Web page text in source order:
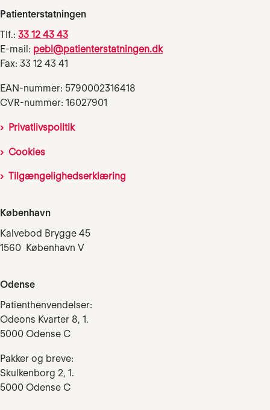
Patienterstatningen
Tlf.: 33 12 43 43
E-mail: pebl@patienterstatningen.dk
Fax: 33 12 43 41
EAN-nummer: 5790002316418
CVR-nummer: 16027901
Privatlivspolitik
Cookies
Tilgængelighedserklæring
København
Kalvebod Brygge 45
1560 København V
Odense
Patienthenvendelser:
Odeons Kvarter 8, 1.
5000 Odense C
Pakker og breve:
Skulkenborg 2, 1.
5000 Odense C